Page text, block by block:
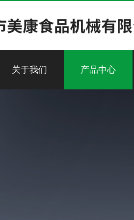
关于我们 产品中心